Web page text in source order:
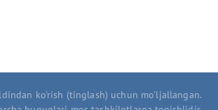
ko'rish (tinglash) uchun mo'ljallangan.